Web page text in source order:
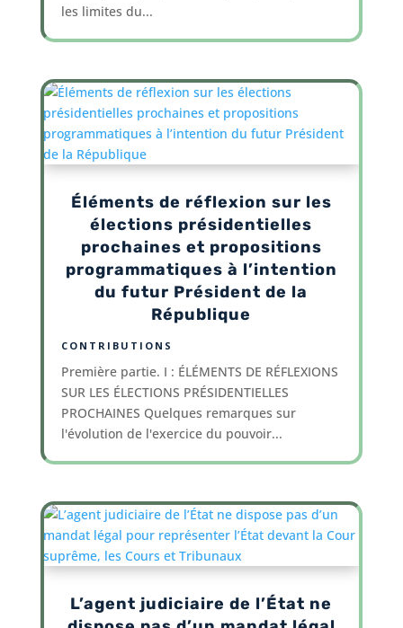
les limites du...
Éléments de réflexion sur les
élections présidentielles
prochaines et propositions
programmatiques à l’intention
du futur Président de la
République
CONTRIBUTIONS
Première partie. I : ÉLÉMENTS DE RÉFLEXIONS
SUR LES ÉLECTIONS PRÉSIDENTIELLES
PROCHAINES Quelques remarques sur
l'évolution de l'exercice du pouvoir...
L’agent judiciaire de l’État ne